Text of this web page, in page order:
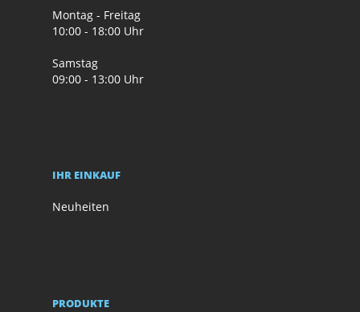
Montag - Freitag
10:00 - 18:00 Uhr
Samstag
09:00 - 13:00 Uhr
IHR EINKAUF
Neuheiten
PRODUKTE